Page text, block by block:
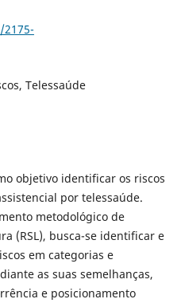
Telessaúde
objetivo identificar os riscos
por telessaúde.
metodológico de
(RSL), busca-se identificar e
em categorias e
as suas semelhanças,
e posicionamento